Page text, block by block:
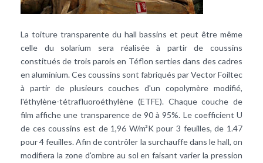
La toiture transparente du hall bassins et peut être même
celle du solarium sera réalisée à partir de coussins
constitués de trois parois en Téflon serties dans des cadres
en aluminium. Ces coussins sont fabriqués par Vector Foiltec
à partir de plusieurs couches d'un copolymère modifié,
l'éthylène-tétrafluoroéthylène (ETFE). Chaque couche de
film affiche une transparence de 90 à 95%. Le coefficient U
de ces coussins est de 1,96 W/m²K pour 3 feuilles, de 1.47
pour 4 feuilles. Afin de contrôler la surchauffe dans le hall, on
modifiera la zone d'ombre au sol en faisant varier la pression